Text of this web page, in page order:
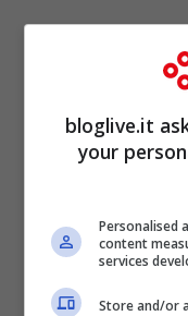
tedeschi
Germania,
pagare la crisi
bloglive.it
your
Personalised
content
services
Store and/or